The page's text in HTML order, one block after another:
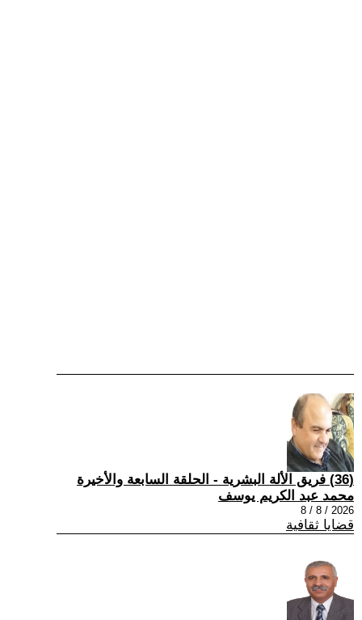
(36) فريق الألة البشرية - الحلقة السابعة والأخيرة
محمد عبد الكريم يوسف
2026 / 8 / 8
قضايا ثقافية